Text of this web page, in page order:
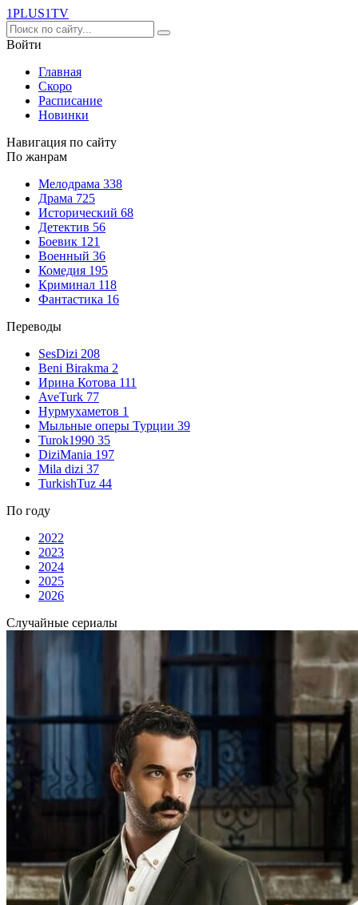
1PLUS1TV
Войти
Главная
Скоро
Расписание
Новинки
Навигация по сайту
По жанрам
Мелодрама 338
Драма 725
Исторический 68
Детектив 56
Боевик 121
Военный 36
Комедия 195
Криминал 118
Фантастика 16
Переводы
SesDizi 208
Beni Birakma 2
Ирина Котова 111
AveTurk 77
Нурмухаметов 1
Мыльные оперы Турции 39
Turok1990 35
DiziMania 197
Mila dizi 37
TurkishTuz 44
По году
2022
2023
2024
2025
2026
Случайные сериалы